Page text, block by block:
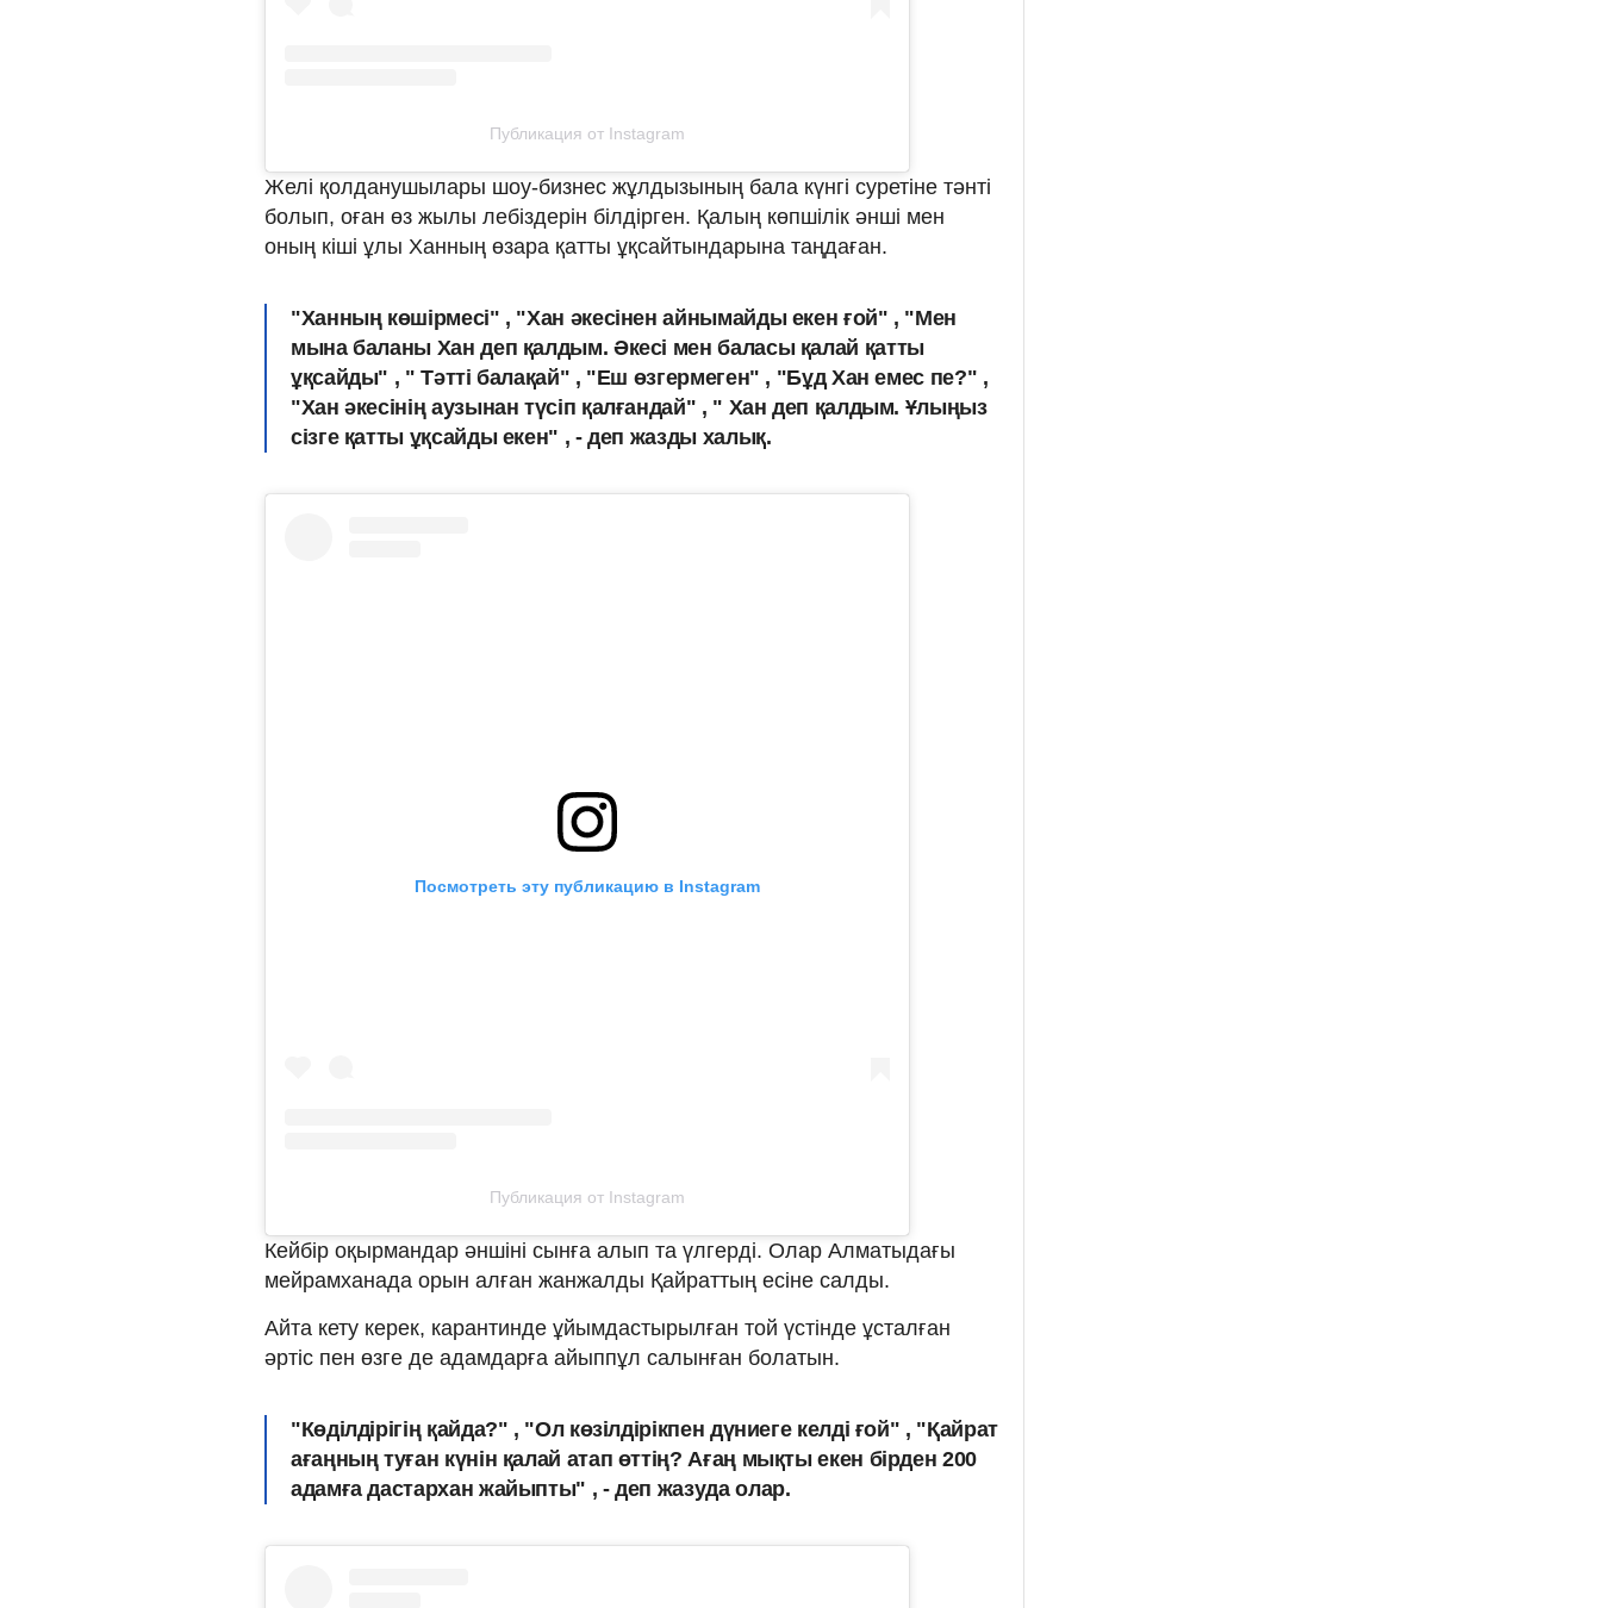
Публикация от Instagram
Желі қолданушылары шоу-бизнес жұлдызының бала күнгі суретіне тәнті
болып, оған өз жылы лебіздерін білдірген. Қалың көпшілік әнші мен
оның кіші ұлы Ханның өзара қатты ұқсайтындарына таңдаған.
"Ханның көшірмесі" , "Хан әкесінен айнымайды екен ғой" , "Мен
мына баланы Хан деп қалдым. Әкесі мен баласы қалай қатты
ұқсайды" , " Тәтті балақай" , "Еш өзгермеген" , "Бұд Хан емес пе?" ,
"Хан әкесінің аузынан түсіп қалғандай" , " Хан деп қалдым. Ұлыңыз
сізге қатты ұқсайды екен" , - деп жазды халық.
Посмотреть эту публикацию в Instagram
Публикация от Instagram
Кейбір оқырмандар әншіні сынға алып та үлгерді. Олар Алматыдағы
мейрамханада орын алған жанжалды Қайраттың есіне салды.
Айта кету керек, карантинде ұйымдастырылған той үстінде ұсталған
әртіс пен өзге де адамдарға айыппұл салынған болатын.
"Көділдірігің қайда?" , "Ол көзілдірікпен дүниеге келді ғой" , "Қайрат
ағаңның туған күнін қалай атап өттің? Ағаң мықты екен бірден 200
адамға дастархан жайыпты" , - деп жазуда олар.